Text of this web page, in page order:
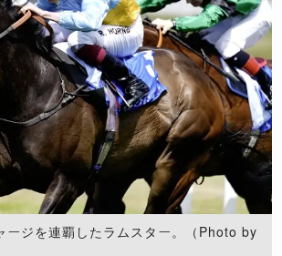
ージを連覇したラムスター。（Photo by